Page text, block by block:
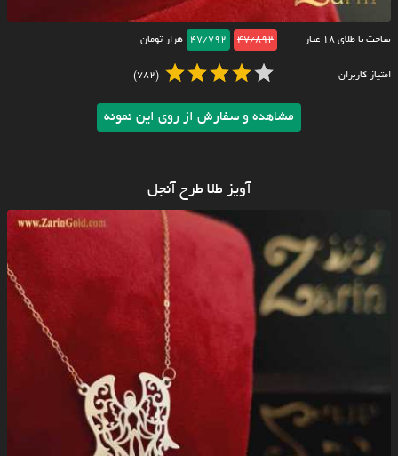
ساخت با طلای ۱۸ عیار 47/892
47/792 هزار تومان
امتیاز کاربران (782)
مشاهده و سفارش از روی این نمونه
آویز طلا طرح آنجل